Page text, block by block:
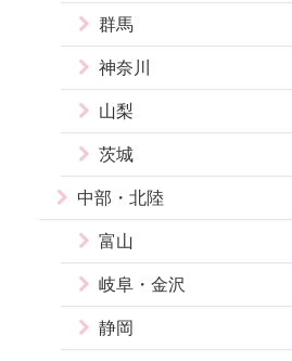
群馬
神奈川
山梨
茨城
中部・北陸
富山
岐阜・金沢
静岡